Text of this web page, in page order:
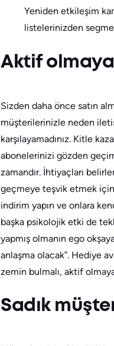
Yeniden etkileşim
listelerinizden
Aktif
Sizden daha önce satın
müşterilerinizle neden
karşılayamadınız. Kitle
abonelerinizi gözden
zamandır. İhtiyaçları
geçmeye teşvik etmek
indirim yapın ve onlara
başka psikolojik etki de
yapmış olmanın ego
anlaşma olacak”. Hediye
zemin bulmalı, aktif
Sadık